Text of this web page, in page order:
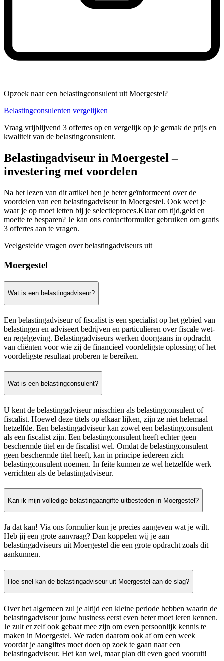
Opzoek naar een belastingconsulent uit Moergestel?
Belastingconsulenten vergelijken
Vraag vrijblijvend 3 offertes op en vergelijk op je gemak de prijs en
kwaliteit van de belastingconsulent.
Belastingadviseur in Moergestel –
investering met voordelen
Na het lezen van dit artikel ben je beter geïnformeerd over de
voordelen van een belastingadviseur in Moergestel. Ook weet je
waar je op moet letten bij je selectieproces.Klaar om tijd,geld en
moeite te besparen? Je kan ons contactformulier gebruiken om gratis
3 offertes aan te vragen.
Veelgestelde vragen over belastingadviseurs uit
Moergestel
Wat is een belastingadviseur?
Een belastingadviseur of fiscalist is een specialist op het gebied van
belastingen en adviseert bedrijven en particulieren over fiscale wet-
en regelgeving. Belastingadviseurs werken doorgaans in opdracht
van cliënten voor wie zij de financieel voordeligste oplossing of het
voordeligste resultaat proberen te bereiken.
Wat is een belastingconsulent?
U kent de belastingadviseur misschien als belastingconsulent of
fiscalist. Hoewel deze titels op elkaar lijken, zijn ze niet helemaal
hetzelfde. Een belastingadviseur kan zowel een belastingconsulent
als een fiscalist zijn. Een belastingconsulent heeft echter geen
beschermde titel en de fiscalist wel. Omdat de belastingconsulent
geen beschermde titel heeft, kan in principe iedereen zich
belastingconsulent noemen. In feite kunnen ze wel hetzelfde werk
verrichten als de belastingadviseur.
Kan ik mijn volledige belastingaangifte uitbesteden in Moergestel?
Ja dat kan! Via ons formulier kun je precies aangeven wat je wilt.
Heb jij een grote aanvraag? Dan koppelen wij je aan
belastingadviseurs uit Moergestel die een grote opdracht zoals dit
aankunnen.
Hoe snel kan de belastingadviseur uit Moergestel aan de slag?
Over het algemeen zul je altijd een kleine periode hebben waarin de
belastingadviseur jouw business eerst even beter moet leren kennen.
Je zult er zelf ook gebaat mee zijn om even persoonlijk kennis te
maken in Moergestel. We raden daarom ook af om een week
voordat je aangiftes moet doen op zoek te gaan naar een
belastingadviseur. Het kan wel, maar plan dit even goed vooruit!